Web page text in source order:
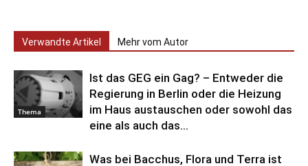
Verwandte Artikel Mehr vom Autor
Thema
Ist das GEG ein Gag? – Entweder die
Regierung in Berlin oder die Heizung
im Haus austauschen oder sowohl das
eine als auch das...
Was bei Bacchus, Flora und Terra ist